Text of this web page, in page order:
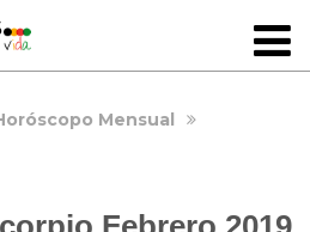
Mensual